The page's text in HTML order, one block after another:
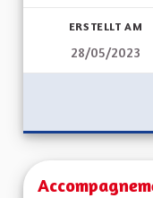
ERSTELLT AM
28/05/2023